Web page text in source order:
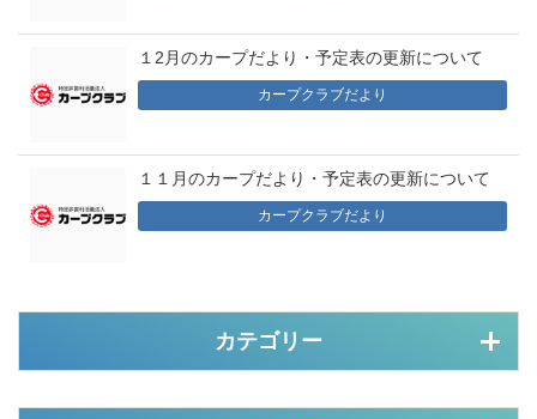
１2月のカープだより・予定表の更新について
カープクラブだより
１１月のカープだより・予定表の更新について
カープクラブだより
カテゴリー